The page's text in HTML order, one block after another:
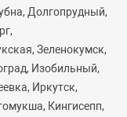
Долгопрудный,
Зеленокумск,
Изобильный,
Иркутск,
Кингисепп,